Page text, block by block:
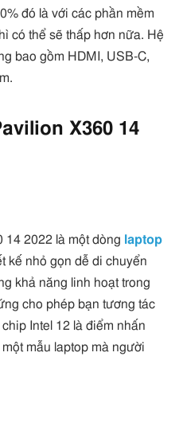
đó là với các phần mềm
có thể sẽ thấp hơn nữa. Hệ
bao gồm HDMI, USB-C,
X360 14
14 2022 là một dòng laptop
kế nhỏ gọn dễ di chuyển
khả năng linh hoạt trong
cho phép bạn tương tác
Intel 12 là điểm nhấn
mẫu laptop mà người